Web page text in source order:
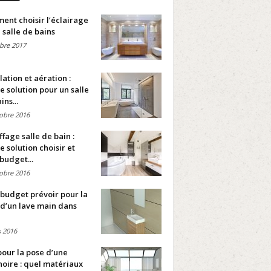
choisir l’éclairage
salle de bains
2017
et aération :
solution pour un salle
2016
salle de bain :
solution choisir et
2016
prévoir pour la
lave main dans
2016
la pose d’une
: quel matériaux